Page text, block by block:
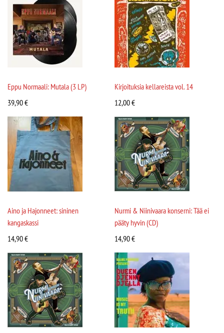
Eppu Normaali: Mutala (3 LP)
39,90€
Kirjoituksia kellareista vol. 14
12,00€
Aino ja Hajonneet: sininen
kangaskassi
14,90€
Nurmi & Niinivaara konserni: Tää ei
pääty hyvin (CD)
14,90€